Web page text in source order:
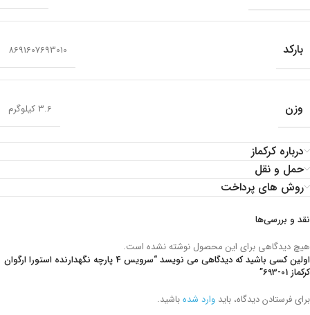
بارکد 8691607693010
وزن 3.6 کیلوگرم
درباره کرکماز
حمل و نقل
روش های پرداخت
نقد و بررسی‌ها
هیچ دیدگاهی برای این محصول نوشته نشده است.
اولین کسی باشید که دیدگاهی می نویسد “سرويس 4 پارچه نگهدارنده استورا ارگوان
کرکماز 693-01
”
برای فرستادن دیدگاه، باید وارد شدهباشید.